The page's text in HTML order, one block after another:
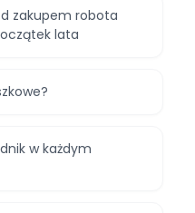
zakupem robota
lata
w każdym